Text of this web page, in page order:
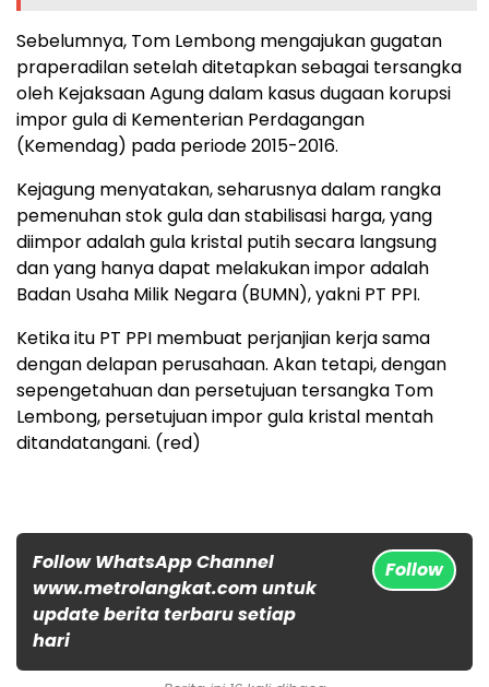
Sebelumnya, Tom Lembong mengajukan gugatan
praperadilan setelah ditetapkan sebagai tersangka
oleh Kejaksaan Agung dalam kasus dugaan korupsi
impor gula di Kementerian Perdagangan
(Kemendag) pada periode 2015-2016.
Kejagung menyatakan, seharusnya dalam rangka
pemenuhan stok gula dan stabilisasi harga, yang
diimpor adalah gula kristal putih secara langsung
dan yang hanya dapat melakukan impor adalah
Badan Usaha Milik Negara (BUMN), yakni PT PPI.
Ketika itu PT PPI membuat perjanjian kerja sama
dengan delapan perusahaan. Akan tetapi, dengan
sepengetahuan dan persetujuan tersangka Tom
Lembong, persetujuan impor gula kristal mentah
ditandatangani. (red)
Follow WhatsApp Channel
www.metrolangkat.com untuk
update berita terbaru setiap
hari
Follow